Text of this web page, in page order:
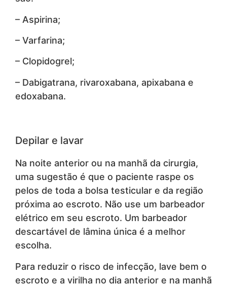
– Aspirina;
– Varfarina;
– Clopidogrel;
– Dabigatrana, rivaroxabana, apixabana e
edoxabana.
Depilar e lavar
Na noite anterior ou na manhã da cirurgia,
uma sugestão é que o paciente raspe os
pelos de toda a bolsa testicular e da região
próxima ao escroto. Não use um barbeador
elétrico em seu escroto. Um barbeador
descartável de lâmina única é a melhor
escolha.
Para reduzir o risco de infecção, lave bem o
escroto e a virilha no dia anterior e na manhã